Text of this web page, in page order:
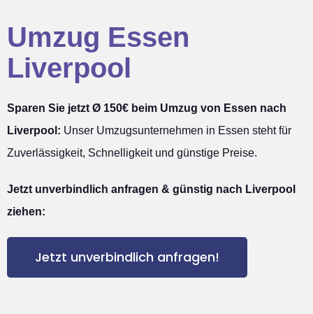
Umzug Essen
Liverpool
Sparen Sie jetzt Ø 150€ beim Umzug von Essen nach
Liverpool: Unser Umzugsunternehmen in Essen steht für
Zuverlässigkeit, Schnelligkeit und günstige Preise.
Jetzt unverbindlich anfragen & günstig nach Liverpool
ziehen:
Jetzt unverbindlich anfragen!